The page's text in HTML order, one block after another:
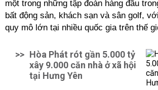
một trong những tập đoàn hàng đầu
bất động sản, khách sạn và sân golf,
quy mô lớn tại nhiều quốc gia trên thế
>> Hòa Phát rót gần 5.000 tỷ
xây 9.000 căn nhà ở xã hội
tại Hưng Yên